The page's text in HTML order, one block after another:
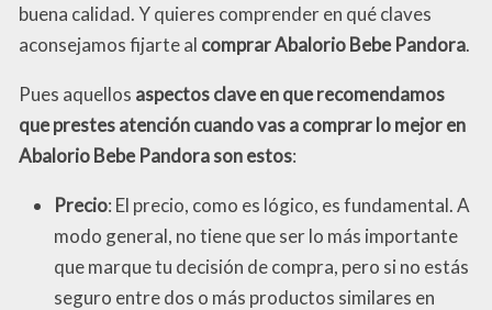
buena calidad. Y quieres comprender en qué claves
aconsejamos fijarte al comprar Abalorio Bebe Pandora.
Pues aquellos aspectos clave en que recomendamos
que prestes atención cuando vas a comprar lo mejor en
Abalorio Bebe Pandora son estos:
Precio: El precio, como es lógico, es fundamental. A
modo general, no tiene que ser lo más importante
que marque tu decisión de compra, pero si no estás
seguro entre dos o más productos similares en